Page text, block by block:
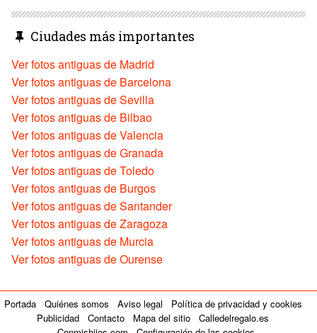
Ciudades más importantes
Ver fotos antiguas de Madrid
Ver fotos antiguas de Barcelona
Ver fotos antiguas de Sevilla
Ver fotos antiguas de Bilbao
Ver fotos antiguas de Valencia
Ver fotos antiguas de Granada
Ver fotos antiguas de Toledo
Ver fotos antiguas de Burgos
Ver fotos antiguas de Santander
Ver fotos antiguas de Zaragoza
Ver fotos antiguas de Murcia
Ver fotos antiguas de Ourense
Portada Quiénes somos Aviso legal
Política de privacidad y cookies
Publicidad
Contacto Mapa del sitio
Calledelregalo.es